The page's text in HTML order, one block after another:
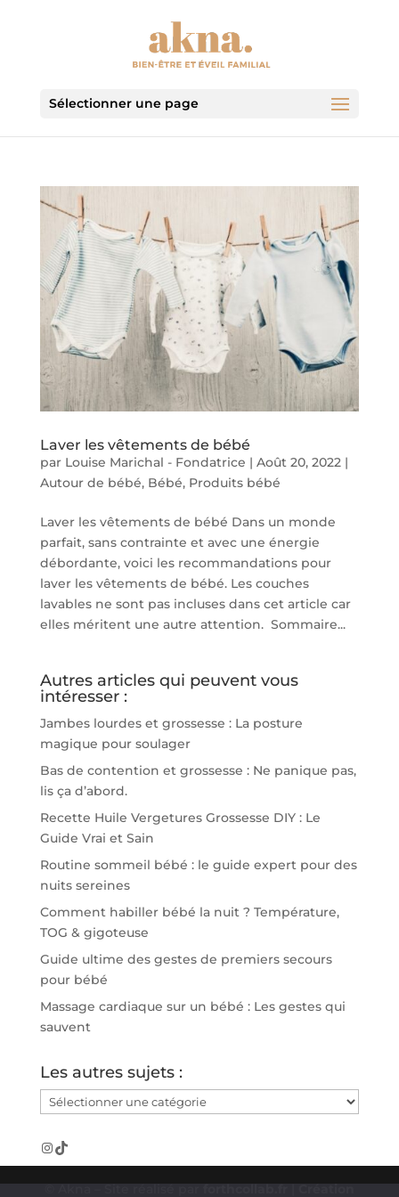
Sélectionner une page
Laver les vêtements de bébé
par Louise Marichal - Fondatrice | Août 20, 2022|
Autour de bébé, Bébé, Produits bébé
Laver les vêtements de bébé Dans un monde
parfait, sans contrainte et avec une énergie
débordante, voici les recommandations pour
laver les vêtements de bébé. Les couches
lavables ne sont pas incluses dans cet article car
elles méritent une autre attention. Sommaire...
Autres articles qui peuvent vous
intéresser :
Jambes lourdes et grossesse : La posture
magique pour soulager
Bas de contention et grossesse : Ne panique pas,
lis ça d’abord.
Recette Huile Vergetures Grossesse DIY : Le
Guide Vrai et Sain
Routine sommeil bébé : le guide expert pour des
nuits sereines
Comment habiller bébé la nuit ? Température,
TOG & gigoteuse
Guide ultime des gestes de premiers secours
pour bébé
Massage cardiaque sur un bébé : Les gestes qui
sauvent
Les autres sujets :
Les
autres
sujets
Instagram
TikTok
© Akna – Site réalisé parforthcollab.fr|Création